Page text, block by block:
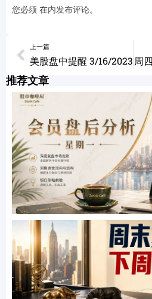
您必须 在内发布评论。
上一篇
美股盘中提醒 3/16/2023
推荐文章